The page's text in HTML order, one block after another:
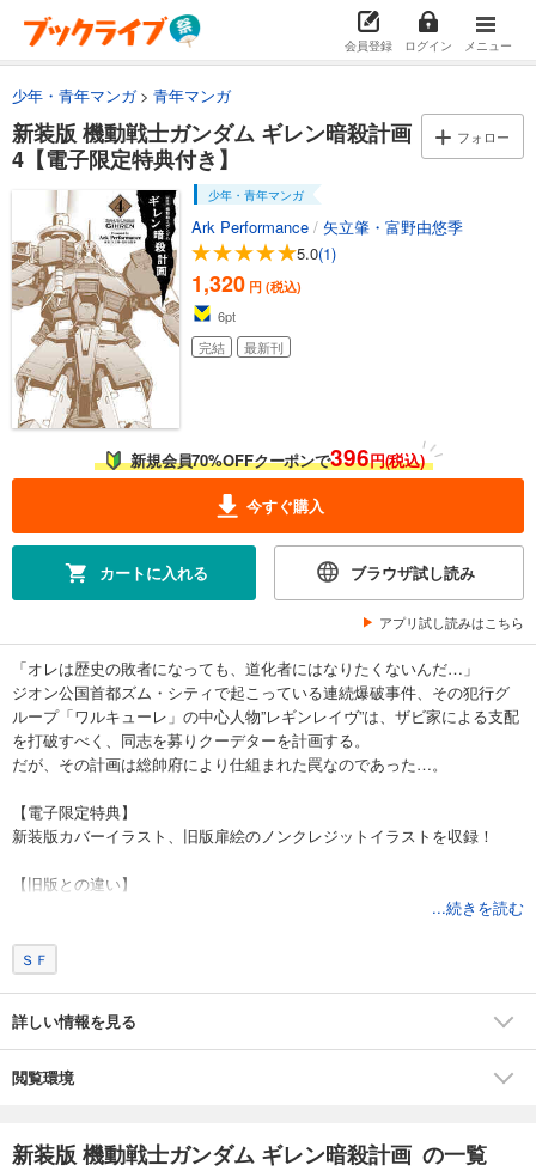
会員登録 ログイン メニュー
少年・青年マンガ 青年マンガ
新装版 機動戦士ガンダム ギレン暗殺計画
4【電子限定特典付き】
フォロー
少年・青年マンガ
Ark Performance / 矢立肇・富野由悠季
5.0(1)
1,320 円 (税込)
6pt
完結
最新刊
新規会員70%OFFクーポンで396円(税込)
今すぐ購入
カートに入れる ブラウザ試し読み
アプリ試し読みはこちら
「オレは歴史の敗者になっても、道化者にはなりたくないんだ…」
ジオン公国首都ズム・シティで起こっている連続爆破事件、その犯行グ
ループ「ワルキューレ」の中心人物”レギンレイヴ”は、ザビ家による支配
を打破すべく、同志を募りクーデターを計画する。
だが、その計画は総帥府により仕組まれた罠なのであった…。
【電子限定特典】
新装版カバーイラスト、旧版扉絵のノンクレジットイラストを収録！
【旧版との違い】
...続きを読む
ＳＦ
詳しい情報を見る
閲覧環境
新装版 機動戦士ガンダム ギレン暗殺計画 の一覧